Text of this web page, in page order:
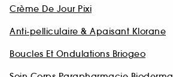
Crème De Jour Pixi
Anti-pelliculaire & Apaisant Klorane
Boucles Et Ondulations Briogeo